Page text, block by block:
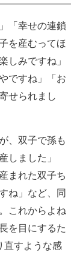
「幸せの連鎖
を産むってほ
しみですね」
ですね」「お
せられまし
、双子で孫も
しました」
まれた双子ち
ね」など、同
これからよね
を目にするた
直すような感